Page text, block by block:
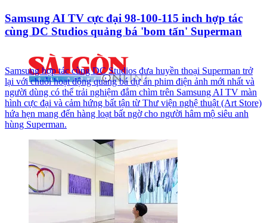
Samsung AI TV cực đại 98-100-115 inch hợp tác
cùng DC Studios quảng bá 'bom tấn' Superman
Samsung hợp tác cùng DC Studios đưa huyền thoại Superman trở
lại với chuỗi hoạt động quảng bá dự án phim điện ảnh mới nhất và
người dùng có thể trải nghiệm đắm chìm trên Samsung AI TV màn
hình cực đại và cảm hứng bất tận từ Thư viện nghệ thuật (Art Store)
hứa hẹn mang đến hàng loạt bất ngờ cho người hâm mộ siêu anh
hùng Superman.